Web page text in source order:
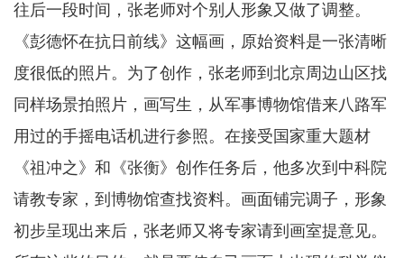
往后一段时间，张老师对个别人形象又做了调整。
《彭德怀在抗日前线》这幅画，原始资料是一张清晰
度很低的照片。为了创作，张老师到北京周边山区找
同样场景拍照片，画写生，从军事博物馆借来八路军
用过的手摇电话机进行参照。在接受国家重大题材
《祖冲之》和《张衡》创作任务后，他多次到中科院
请教专家，到博物馆查找资料。画面铺完调子，形象
初步呈现出来后，张老师又将专家请到画室提意见。